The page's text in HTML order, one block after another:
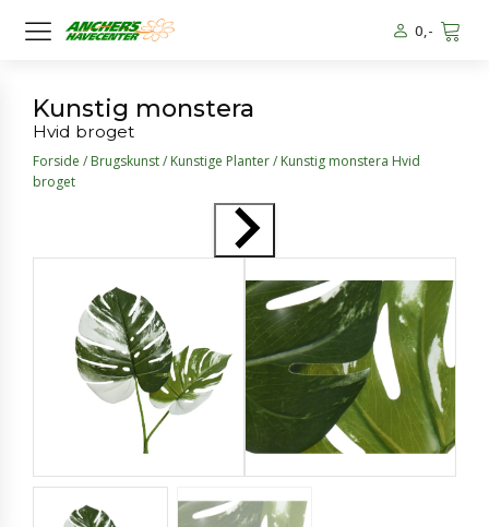
0,-
Forside / Brugskunst/ Kunstige Planter/ Kunstig monstera Hvid
broget
Kunstig monstera
Hvid broget